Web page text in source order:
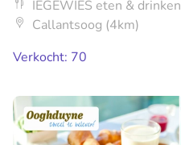
IEGEWIES eten & drinken
Callantsoog (4km)
Verkocht: 70